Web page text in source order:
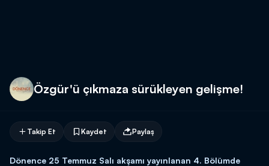
Özgür'ü çıkmaza sürükleyen gelişme!
Takip Et Kaydet Paylaş
Dönence 25 Temmuz Salı akşamı yayınlanan 4. Bölümde